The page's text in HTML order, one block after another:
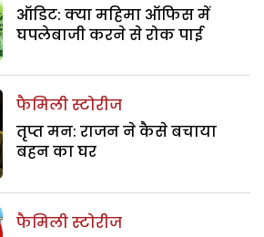
ऑडिट: क्या महिमा ऑफिस में
घपलेबाजी करने से रोक पाई
फैमिली स्टोरीज
तृप्त मन: राजन ने कैसे बचाया
बहन का घर
फैमिली स्टोरीज